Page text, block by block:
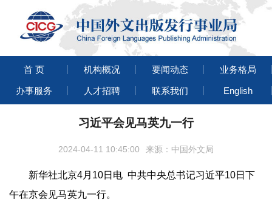
首 页 机构概况 要闻动态 业务格局
办事服务 人才招聘 联系我们 English
习近平会见马英九一行
2024-04-11 10:45:00 来源：中国外文局
新华社北京4月10日电 中共中央总书记习近平10日下
午在京会见马英九一行。